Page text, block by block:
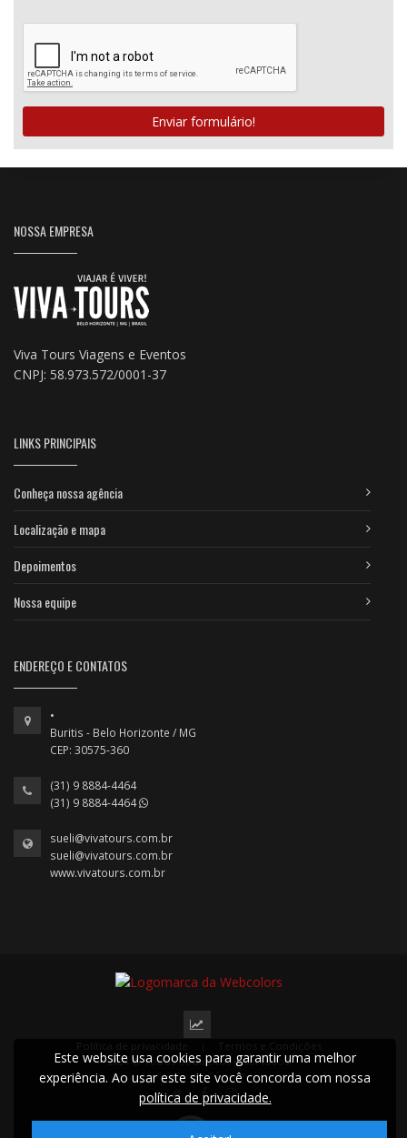
Enviar formulário!
NOSSA EMPRESA
Viva Tours Viagens e Eventos
CNPJ: 58.973.572/0001-37
LINKS PRINCIPAIS
Conheça nossa agência
Localização e mapa
Depoimentos
Nossa equipe
ENDEREÇO E CONTATOS
•
Buritis - Belo Horizonte / MG
CEP: 30575-360
(31) 9 8884-4464
(31) 9 8884-4464
sueli@vivatours.com.br
sueli@vivatours.com.br
www.vivatours.com.br
2024 © Todos os direitos reservados.
Este website usa cookies para garantir uma melhor
experiência. Ao usar este site você concorda com nossa
política de privacidade.